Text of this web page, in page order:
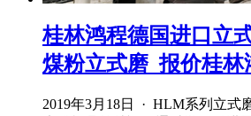
桂林鸿程德国进口立
煤粉立式磨_报价桂林
2019年3月18日 · HLM系列立式